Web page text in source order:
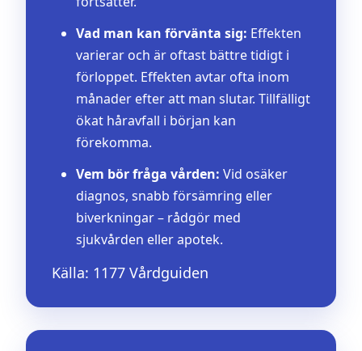
Vad man kan förvänta sig: Effekten
varierar och är oftast bättre tidigt i
förloppet. Effekten avtar ofta inom
månader efter att man slutar. Tillfälligt
ökat håravfall i början kan
förekomma.
Vem bör fråga vården: Vid osäker
diagnos, snabb försämring eller
biverkningar – rådgör med
sjukvården eller apotek.
Källa: 1177 Vårdguiden